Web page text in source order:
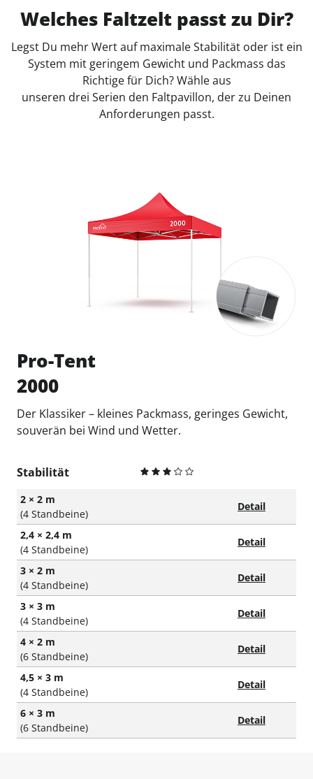
Welches Faltzelt passt zu Dir?
Legst Du mehr Wert auf maximale Stabilität oder ist ein
System mit geringem Gewicht und Packmass das
Richtige für Dich? Wähle aus
unseren drei Serien den Faltpavillon, der zu Deinen
Anforderungen passt.
Pro-Tent
2000
Der Klassiker – kleines Packmass, geringes Gewicht,
souverän bei Wind und Wetter.
Stabilität
2 × 2 m
(4 Standbeine)
Detail
2,4 × 2,4 m
(4 Standbeine)
Detail
3 × 2 m
(4 Standbeine)
Detail
3 × 3 m
(4 Standbeine)
Detail
4 × 2 m
(6 Standbeine)
Detail
4,5 × 3 m
(4 Standbeine)
Detail
6 × 3 m
(6 Standbeine)
Detail